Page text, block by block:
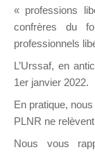
« professions
confrères du
professionnels
L’Urssaf, en
1er janvier 2022.
En pratique,
PLNR ne
Nous vous